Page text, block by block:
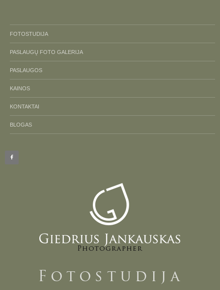
FOTOSTUDIJA
PASLAUGŲ FOTO GALERIJA
PASLAUGOS
KAINOS
KONTAKTAI
BLOGAS